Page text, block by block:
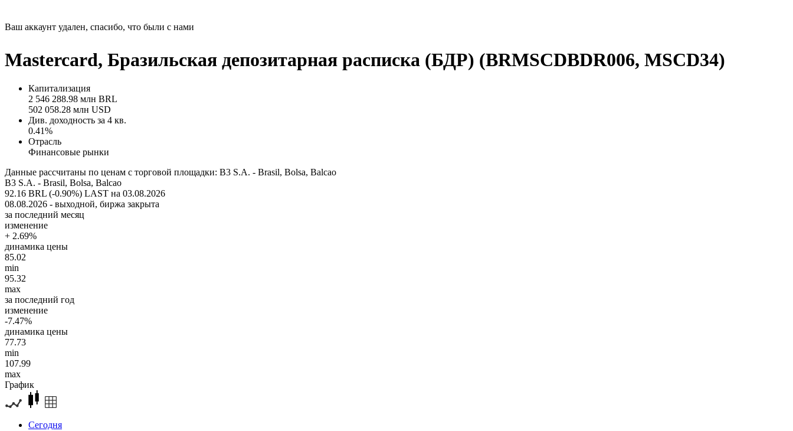
Ваш аккаунт удален, спасибо, что были с нами
Mastercard, Бразильская депозитарная расписка (БДР) (BRMSCDBDR006, MSCD34)
Капитализация
2 546 288.98 млн BRL
502 058.28 млн USD
Див. доходность за 4 кв.
0.41%
Отрасль
Финансовые рынки
Данные рассчитаны по ценам с торговой площадки: B3 S.A. - Brasil, Bolsa, Balcao
B3 S.A. - Brasil, Bolsa, Balcao
92.16 BRL (-0.90%) LAST на 03.08.2026
08.08.2026 - выходной, биржа закрыта
за последний месяц
изменение
+ 2.69%
динамика цены
85.02
min
95.32
max
за последний год
изменение
-7.47%
динамика цены
77.73
min
107.99
max
График
Сегодня